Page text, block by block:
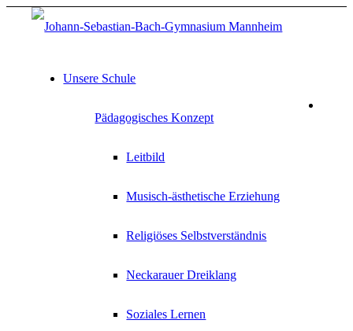
Unsere Schule
Pädagogisches Konzept
Leitbild
Musisch-ästhetische Erziehung
Religiöses Selbstverständnis
Neckarauer Dreiklang
Soziales Lernen